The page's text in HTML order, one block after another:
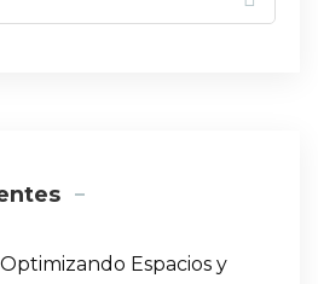
Espacios y